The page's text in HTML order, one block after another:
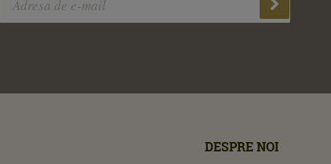
DESPRE NOI